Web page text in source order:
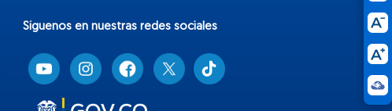
Síguenos en nuestras redes sociales
T
i
k